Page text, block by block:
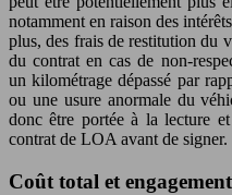
notamment en raison des
plus, des frais de restitution du
du contrat en cas de non-
un kilométrage dépassé par
ou une usure anormale du
donc être portée à la lecture
contrat de LOA avant de signer.
Coût total et